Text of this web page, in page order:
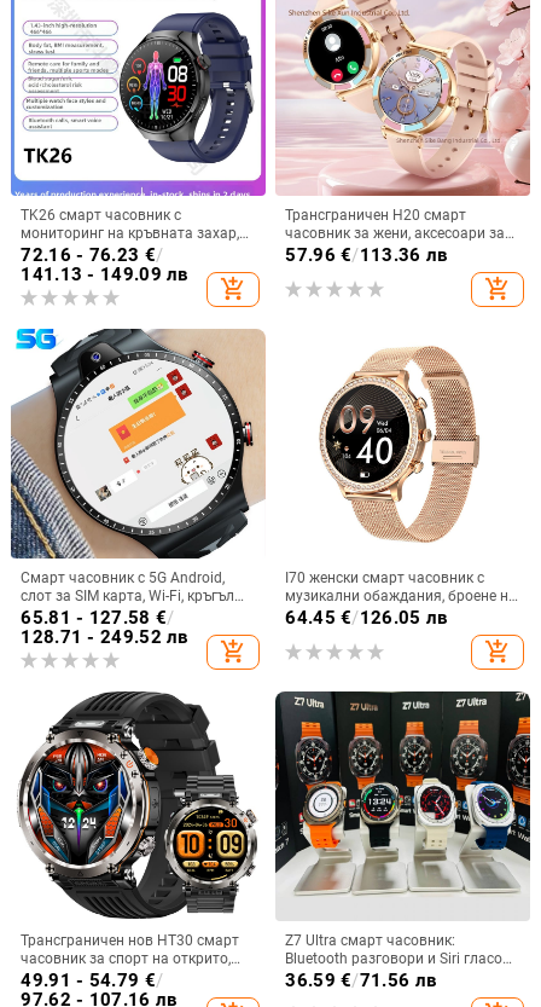
TK26 смарт часовник с
мониторинг на кръвната захар,
ЕКГ мониторинг, измерване на
сърдечния ритъм, кислород в
кръвта и крачкомер
72.16 - 76.23 €/
141.13 - 149.09 лв
add_shopping_cart
Трансграничен H20 смарт
часовник за жени, аксесоари за
здраве, обаждане на сън,
наблюдение на физиологичния
цикъл на жените, носене на
57.96 €/113.36 лв
add_shopping_cart
Смарт часовник с 5G Android,
слот за SIM карта, Wi-Fi, кръгъл
циферблат, камера и мониторинг
на сърдечния ритъм
65.81 - 127.58 €/
128.71 - 249.52 лв
add_shopping_cart
I70 женски смарт часовник с
музикални обаждания, броене на
стъпки, пулс, кръвно налягане,
мултиспорт, смарт часовник с
пръстен
64.45 €/126.05 лв
add_shopping_cart
Трансграничен нов HT30 смарт
часовник за спорт на открито,
водоустойчив, Bluetooth
разговори, 1.7 голям екран, пулс,
49.91 - 54.79 €/
97.62 - 107.16 лв
Z7 Ultra смарт часовник:
Bluetooth разговори и Siri гласов
асистент, AMOLED 44mm,
алуминиев корпус, мониторинг
36.59 €/71.56 лв